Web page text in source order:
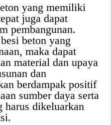
yang memiliki
juga dapat
pembangunan.
beton yang
maka dapat
material dan upaya
dan
berdampak positif
sumber daya serta
harus dikeluarkan